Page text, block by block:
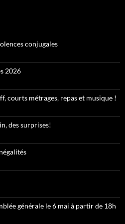
conjugales
2026
courts métrages, repas et musique !
des surprises!
générale le 6 mai à partir de 18h